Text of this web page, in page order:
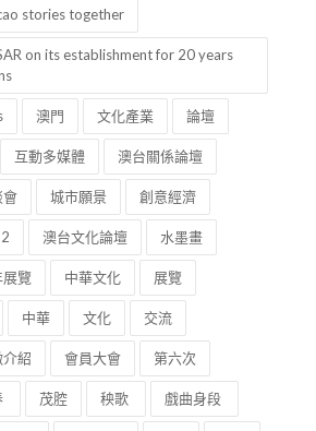
stories together
on its establishment for 20 years
澳門 文化產業 論壇
互動多媒體 澳台關係論壇
會 城市願景 創意經濟
澳台文化論壇 水墨畫
展覽 中華文化 展覽
中華 文化 交流
紹 會員大會 第六次
茂腔 秧歌 戲曲身段